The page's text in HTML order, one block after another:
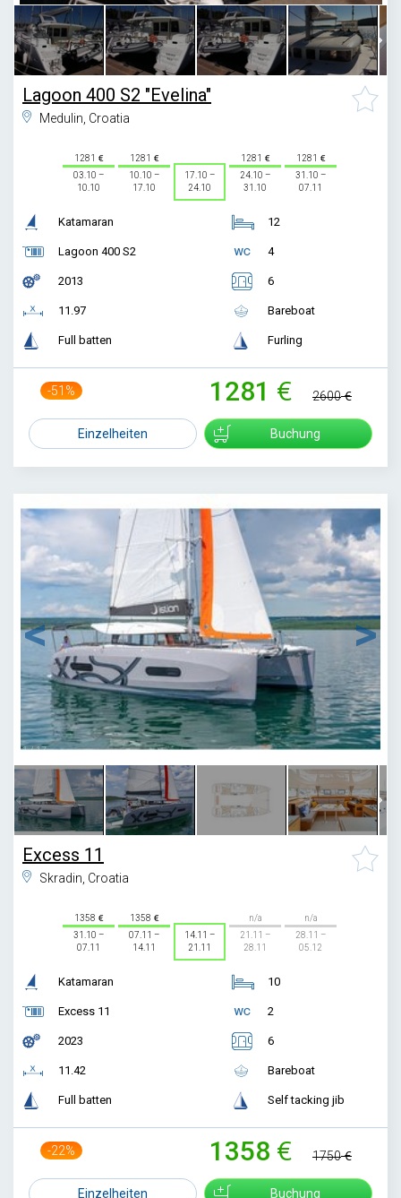
Lagoon 400 S2 "Evelina"
Medulin, Croatia
1281
03.10 –
10.10
1281
10.10 –
17.10
17.10 –
24.10
1281
24.10 –
31.10
1281
31.10 –
07.11
Katamaran
Lagoon 400 S2
2013
11.97
Full batten
12
4
6
Bareboat
Furling
-51% 1281 2600
Einzelheiten Buchung
1/17
Excess 11
Skradin, Croatia
1358
31.10 –
07.11
1358
07.11 –
14.11
14.11 –
21.11
n/a
21.11 –
28.11
n/a
28.11 –
05.12
Katamaran
Excess 11
2023
11.42
Full batten
10
2
6
Bareboat
Self tacking jib
-22% 1358 1750
Einzelheiten Buchung